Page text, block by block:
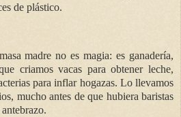
de plástico.
madre no es magia: es ganadería,
criamos vacas para obtener leche,
para inflar hogazas. Lo llevamos
mucho antes de que hubiera baristas